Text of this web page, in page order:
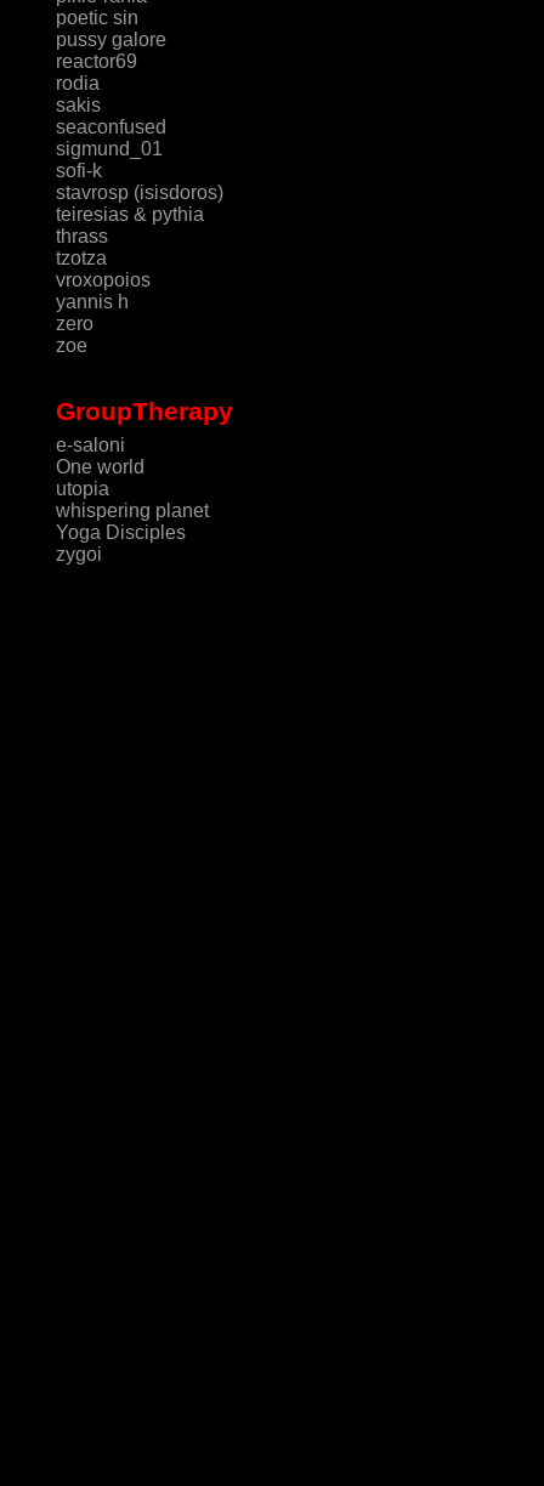
poetic sin
pussy galore
reactor69
rodia
sakis
seaconfused
sigmund_01
sofi-k
stavrosp (isisdoros)
teiresias & pythia
thrass
tzotza
vroxopoios
yannis h
zero
zoe
GroupTherapy
e-saloni
One world
utopia
whispering planet
Yoga Disciples
zygoi